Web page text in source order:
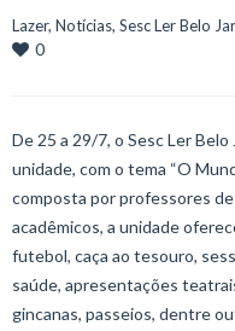
Lazer, Notícias, Sesc Ler Belo
0
De 25 a 29/7, o Sesc Ler
unidade, com o tema “O
composta por professores
acadêmicos, a unidade
futebol, caça ao tesouro,
saúde, apresentações
gincanas, passeios, dentre